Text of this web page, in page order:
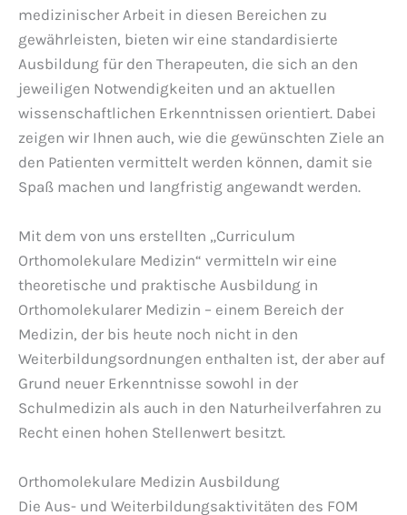
medizinischer Arbeit in diesen Bereichen zu
gewährleisten, bieten wir eine standardisierte
Ausbildung für den Therapeuten, die sich an den
jeweiligen Notwendigkeiten und an aktuellen
wissenschaftlichen Erkenntnissen orientiert. Dabei
zeigen wir Ihnen auch, wie die gewünschten Ziele an
den Patienten vermittelt werden können, damit sie
Spaß machen und langfristig angewandt werden.
Mit dem von uns erstellten „Curriculum
Orthomolekulare Medizin“ vermitteln wir eine
theoretische und praktische Ausbildung in
Orthomolekularer Medizin – einem Bereich der
Medizin, der bis heute noch nicht in den
Weiterbildungsordnungen enthalten ist, der aber auf
Grund neuer Erkenntnisse sowohl in der
Schulmedizin als auch in den Naturheilverfahren zu
Recht einen hohen Stellenwert besitzt.
Orthomolekulare Medizin Ausbildung
Die Aus- und Weiterbildungsaktivitäten des FOM